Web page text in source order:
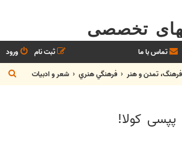
تخصصی
تماس با ما ورود
ثبت نام
تمدن و هنر فرهنگي هنري شعر و ادبيات
س
پپسی کولا!